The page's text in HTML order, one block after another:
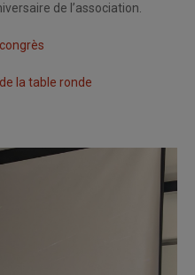
de l’association.
la table ronde